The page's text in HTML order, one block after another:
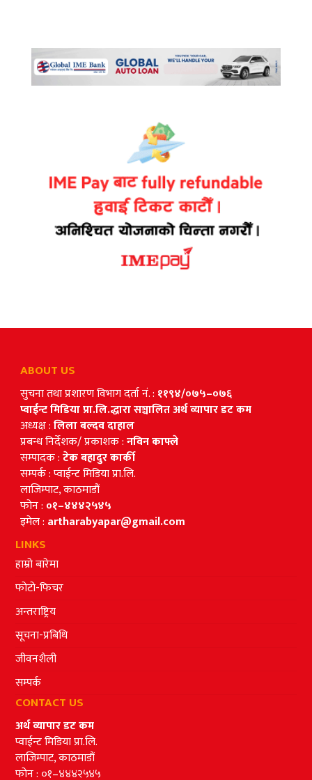
ABOUT US
सुचना तथा प्रशारण विभाग दर्ता नं. : ११९४/०७५–०७६
प्वाईन्ट मिडिया प्रा.लि.द्धारा सञ्चालित अर्थ व्यापार डट कम
अध्यक्ष :लिला बल्दव दाहाल
प्रबन्ध निर्देशक/ प्रकाशक :नविन काफ्ले
सम्पादक :टेक बहादुर कार्की
सम्पर्क : प्वाईन्ट मिडिया प्रा.लि.
लाजिम्पाट, काठमाडौं
फोन : ०१–४४४२५४५
इमेल : artharabyapar@gmail.com
LINKS
हाम्रो बारेमा
फोटो-फिचर
अन्तराष्ट्रिय
सूचना-प्रबिधि
जीवनशैली
सम्पर्क
CONTACT US
अर्थ व्यापार डट कम
प्वाईन्ट मिडिया प्रा.लि.
लाजिम्पाट, काठमाडौं
फोन : ०१–४४४२५४५